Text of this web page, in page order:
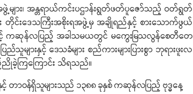
း၊ အန္တရာယ်ကင်းပဌာန်းရွတ်ဖတ်ပူဇော်သည့် ဝတ်ရွတ်
း တိုင်းဒေသကြီးအစိုးရအဖွဲ့မှ အချိုရည်နှင့် စားသောက်ဖွယ်
နှင့် ကဆုန်လပြည့် အခါသမယတွင်မကွေးမြသလွန်စေတီတေ
သူများနှင့် ဒေသခံများ စည်ကားများပြားစွာ ဘုရားဖူးလ
ညိုခဲ့ကြကြောင်း သိရသည်။
တာဝန်ရှိသူများသည် ၁၃၈၈ ခုနှစ် ကဆုန်လပြည့် ဗုဒ္ဓနေ့